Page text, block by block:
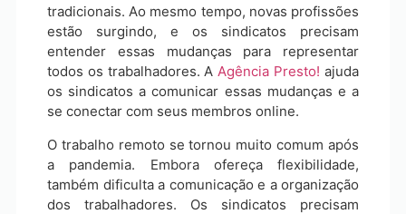
tradicionais. Ao mesmo tempo, novas profissões
estão surgindo, e os sindicatos precisam
entender essas mudanças para representar
todos os trabalhadores. AAgência Presto! ajuda
os sindicatos a comunicar essas mudanças e a
se conectar com seus membros online.
O trabalho remoto se tornou muito comum após
a pandemia. Embora ofereça flexibilidade,
também dificulta a comunicação e a organização
dos trabalhadores. Os sindicatos precisam